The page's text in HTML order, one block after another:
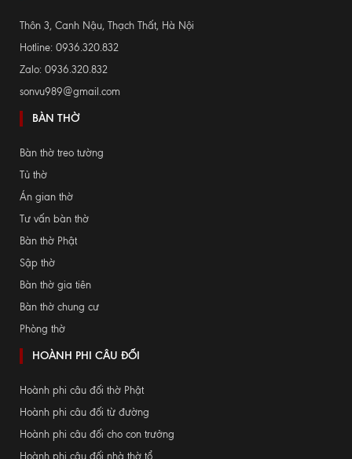
Thôn 3, Canh Nậu, Thạch Thất, Hà Nội
Hotline: 0936.320.832
Zalo: 0936.320.832
sonvu989@gmail.com
BÀN THỜ
Bàn thờ treo tường
Tủ thờ
Án gian thờ
Tư vấn bàn thờ
Bàn thờ Phật
Sập thờ
Bàn thờ gia tiên
Bàn thờ chung cư
Phòng thờ
HOÀNH PHI CÂU ĐỐI
Hoành phi câu đối thờ Phật
Hoành phi câu đối từ đường
Hoành phi câu đối cho con trưởng
Hoành phi câu đối nhà thờ tổ